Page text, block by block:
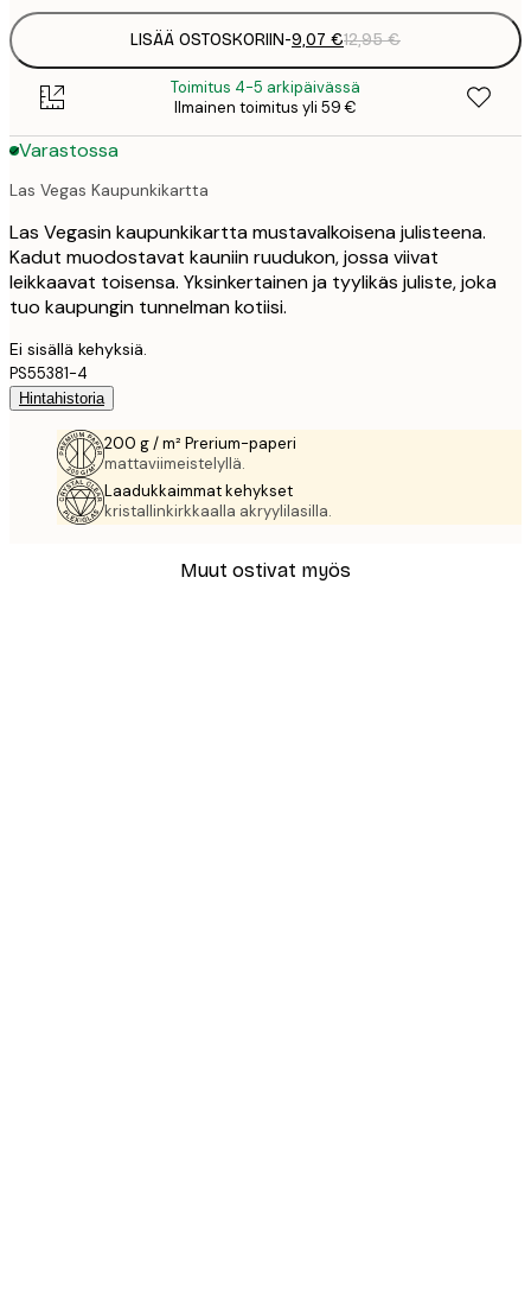
LISÄÄ OSTOSKORIIN-9,07 €12,95 €
Toimitus 4-5 arkipäivässä
Ilmainen toimitus yli 59 €
Varastossa
Las Vegas Kaupunkikartta
Las Vegasin kaupunkikartta mustavalkoisena julisteena.
Kadut muodostavat kauniin ruudukon, jossa viivat
leikkaavat toisensa. Yksinkertainen ja tyylikäs juliste, joka
tuo kaupungin tunnelman kotiisi.
Ei sisällä kehyksiä.
PS55381-4
Hintahistoria
200 g / m² Prerium-paperi
mattaviimeistelyllä.
Laadukkaimmat kehykset
kristallinkirkkaalla akryylilasilla.
Muut ostivat myös